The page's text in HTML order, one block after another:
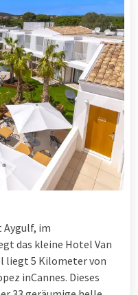
Aygulf, im
das kleine Hotel Van
liegt 5 Kilometer von
inCannes. Dieses